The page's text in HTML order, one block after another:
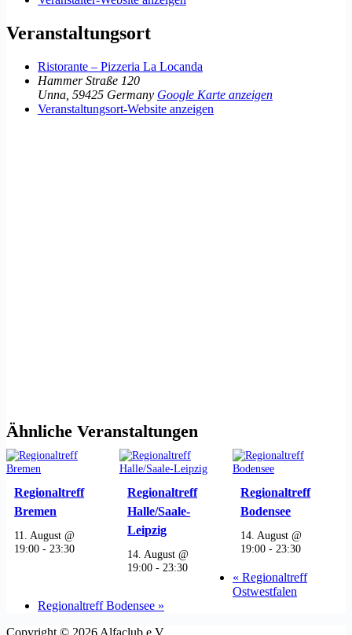
Veranstaltungsort
Ristorante – Pizzeria La Locanda
Hammer Straße 120
Unna 59425 Germany Google Karte anzeigen
Veranstaltungsort-Website anzeigen
Ähnliche Veranstaltungen
Regionaltreff
Bremen
11. August @
19:00 -23:30
Regionaltreff
Halle/Saale-
Leipzig
14. August @
19:00 -23:30
Regionaltreff
Bodensee
14. August @
19:00 -23:30
« Regionaltreff
Ostwestfalen
Regionaltreff Bodensee »
Copyright © 2026 Alfaclub e.V.